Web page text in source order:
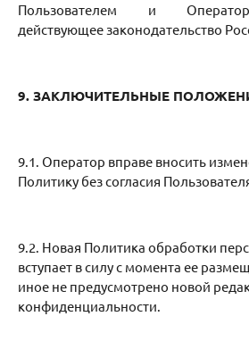
Пользователем и
действующее законодательство
9. ЗАКЛЮЧИТЕЛЬНЫЕ
9.1. Оператор вправе вносить
Политику без согласия
9.2. Новая Политика обработки
вступает в силу с момента ее
иное не предусмотрено новой
конфиденциальности.